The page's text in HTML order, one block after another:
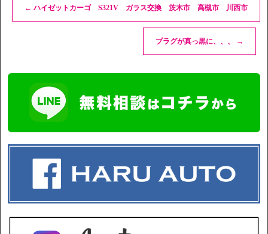
← ハイゼットカーゴ S321V ガラス交換 茨木市 高槻市 川西市
プラグが真っ黒に、、、 →